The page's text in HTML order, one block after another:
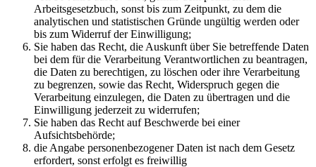
Arbeitsgesetzbuch, sonst bis zum Zeitpunkt, zu dem die
analytischen und statistischen Gründe ungültig werden oder
bis zum Widerruf der Einwilligung;
Sie haben das Recht, die Auskunft über Sie betreffende Daten
bei dem für die Verarbeitung Verantwortlichen zu beantragen,
die Daten zu berechtigen, zu löschen oder ihre Verarbeitung
zu begrenzen, sowie das Recht, Widerspruch gegen die
Verarbeitung einzulegen, die Daten zu übertragen und die
Einwilligung jederzeit zu widerrufen;
Sie haben das Recht auf Beschwerde bei einer
Aufsichtsbehörde;
die Angabe personenbezogener Daten ist nach dem Gesetz
erfordert, sonst erfolgt es freiwillig